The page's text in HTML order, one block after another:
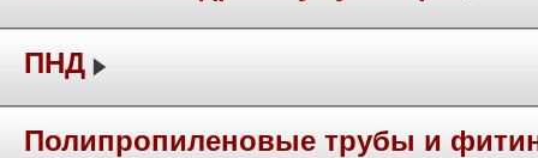
ПНД
Полипропиленовые трубы и